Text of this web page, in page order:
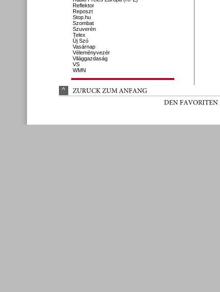
Reflektor
Reposzt
Stop.hu
Szombat
Szuverén
Telex
Új Szó
Vasárnap
Véleményvezér
Világgazdaság
VS
WMN
^ ZURÜCK ZUM ANFANG
DEN FAVORITEN